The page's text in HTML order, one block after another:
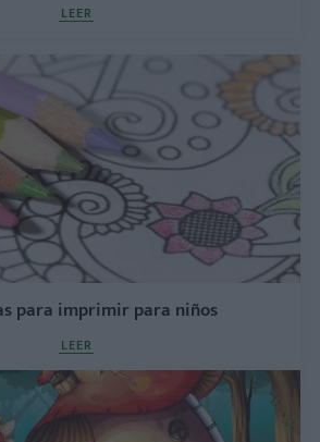
LEER
para imprimir para niños
LEER